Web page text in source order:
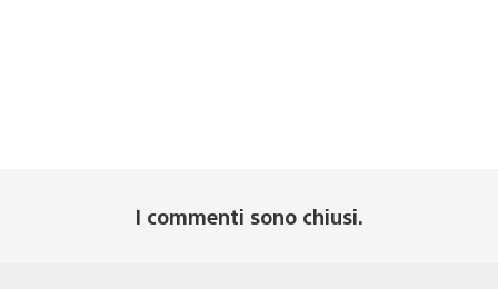
I commenti sono chiusi.